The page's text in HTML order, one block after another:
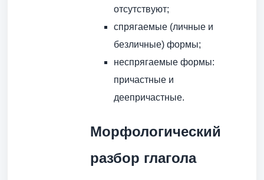
отсутствуют;
спрягаемые (личные и
безличные) формы;
неспрягаемые формы:
причастные и
деепричастные.
Морфологический
разбор глагола